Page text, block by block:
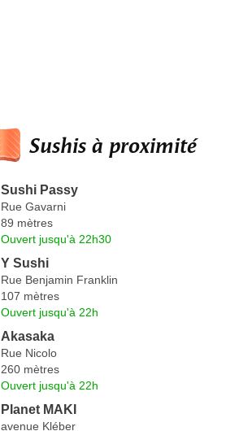
Sushis à proximité
Sushi Passy
Rue Gavarni
89 mètres
Ouvert jusqu'à 22h30
Y Sushi
Rue Benjamin Franklin
107 mètres
Ouvert jusqu'à 22h
Akasaka
Rue Nicolo
260 mètres
Ouvert jusqu'à 22h
Planet MAKI
avenue Kléber